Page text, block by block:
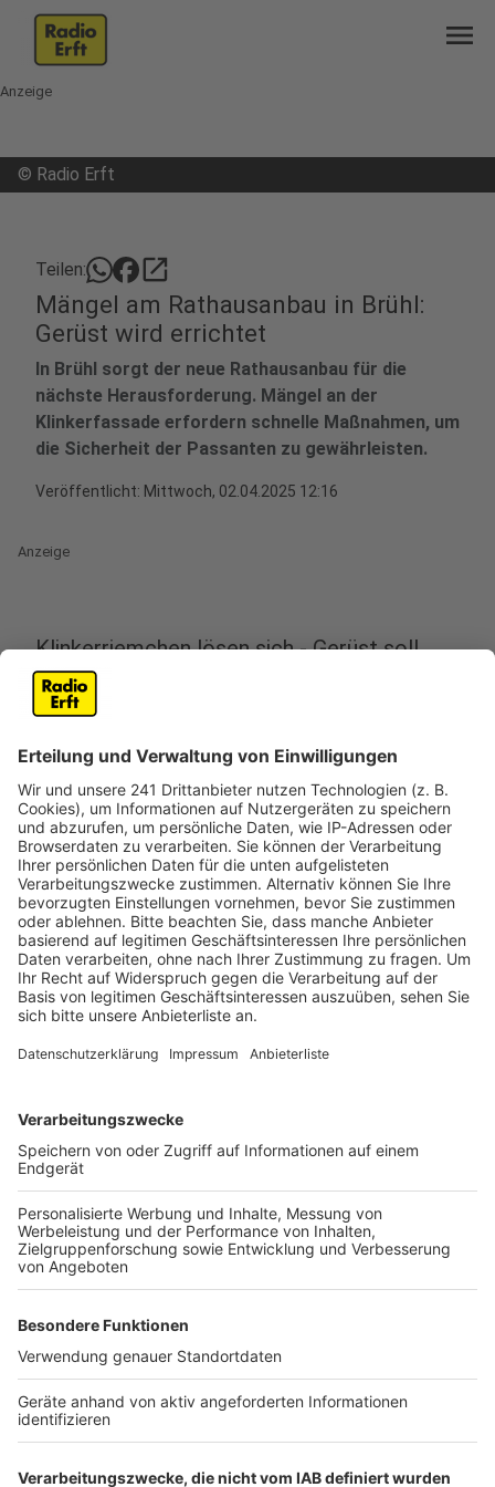
menu
Anzeige
© Radio Erft
Teilen: open_in_new
Mängel am Rathausanbau in Brühl:
Gerüst wird errichtet
In Brühl sorgt der neue Rathausanbau für die
nächste Herausforderung. Mängel an der
Klinkerfassade erfordern schnelle Maßnahmen, um
die Sicherheit der Passanten zu gewährleisten.
Veröffentlicht: Mittwoch, 02.04.2025 12:16
Anzeige
Klinkerriemchen lösen sich - Gerüst soll
schützen
Anzeige
Der Rathausanbau in Brühl wird in den kommenden
Tagen eingerüstet. Grund dafür sind Mängel an der
Klinkerfassade, wie die Stadt Brühl mitteilt. Bei
regelmäßigen Inspektionen wurde festgestellt, dass
sich aufgeklebte Klinkerriemchen ablösen. Das Gerüst
soll Passanten vor herabfallenden Teilen schützen und
sicherstellen, dass das Rathaus weiterhin wie gewohnt
betreten werden kann.
Durch das Gerüst können Experten und Handwerker
den Schaden besser begutachten und untersuchen,
Rathausanbau war erst im November 2023 eröffnet
worden.
Weitere Themen von Rhein und Erft
Veränderungen durch die Klinikreform im Rhein-
Erft-Kreis
Programm für Bergheimer Frühlingsfest steht
Janshof in Brühl soll im Mai fertig sein